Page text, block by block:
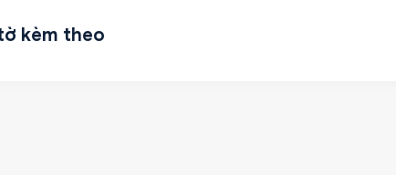
kèm theo